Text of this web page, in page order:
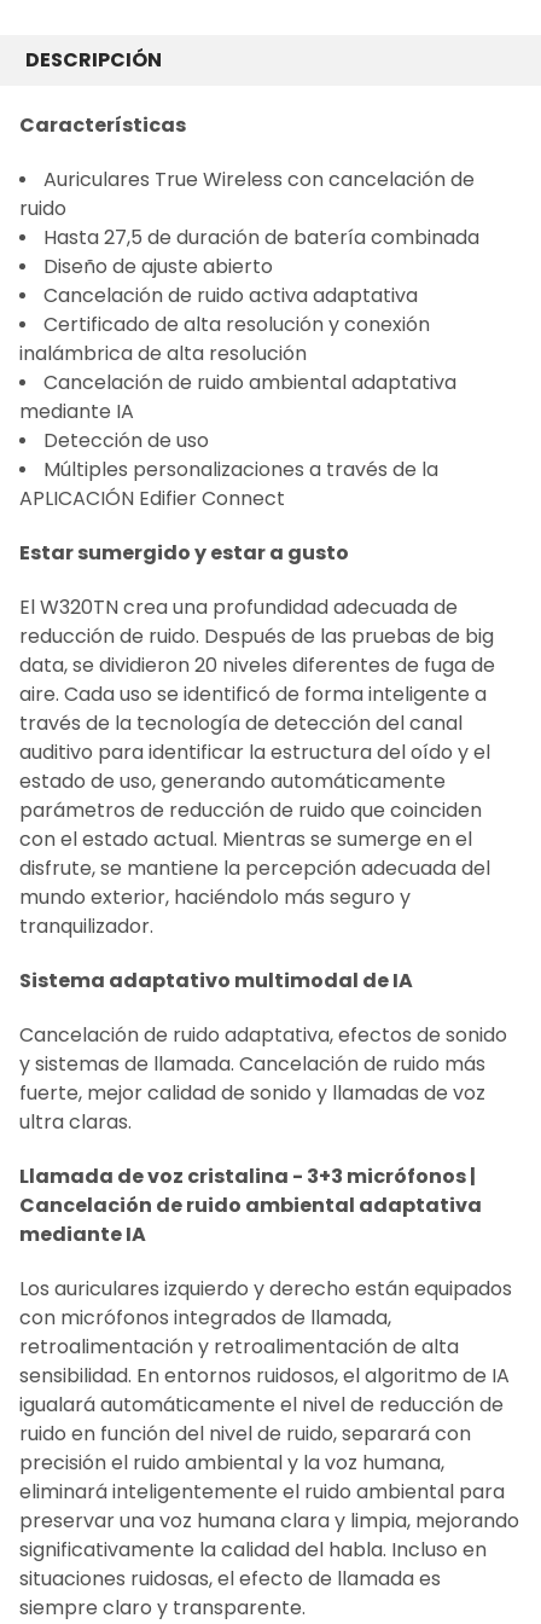
JUNTOS
TODO
AÑADIR LO
SELECCIONADO
AL CARRITO
DESCRIPCIÓN
Características
Auriculares True Wireless con cancelación de
ruido
Hasta 27,5 de duración de batería combinada
Diseño de ajuste abierto
Cancelación de ruido activa adaptativa
Certificado de alta resolución y conexión
inalámbrica de alta resolución
Cancelación de ruido ambiental adaptativa
mediante IA
Detección de uso
Múltiples personalizaciones a través de la
APLICACIÓN Edifier Connect
Estar sumergido y estar a gusto
El W320TN crea una profundidad adecuada de
reducción de ruido. Después de las pruebas de big
data, se dividieron 20 niveles diferentes de fuga de
aire. Cada uso se identificó de forma inteligente a
través de la tecnología de detección del canal
auditivo para identificar la estructura del oído y el
estado de uso, generando automáticamente
parámetros de reducción de ruido que coinciden
con el estado actual. Mientras se sumerge en el
disfrute, se mantiene la percepción adecuada del
mundo exterior, haciéndolo más seguro y
tranquilizador.
Sistema adaptativo multimodal de IA
Cancelación de ruido adaptativa, efectos de sonido
y sistemas de llamada. Cancelación de ruido más
fuerte, mejor calidad de sonido y llamadas de voz
ultra claras.
Llamada de voz cristalina - 3+3 micrófonos |
Cancelación de ruido ambiental adaptativa
mediante IA
Los auriculares izquierdo y derecho están equipados
con micrófonos integrados de llamada,
retroalimentación y retroalimentación de alta
sensibilidad. En entornos ruidosos, el algoritmo de IA
igualará automáticamente el nivel de reducción de
ruido en función del nivel de ruido, separará con
precisión el ruido ambiental y la voz humana,
eliminará inteligentemente el ruido ambiental para
preservar una voz humana clara y limpia, mejorando
significativamente la calidad del habla. Incluso en
situaciones ruidosas, el efecto de llamada es
siempre claro y transparente.